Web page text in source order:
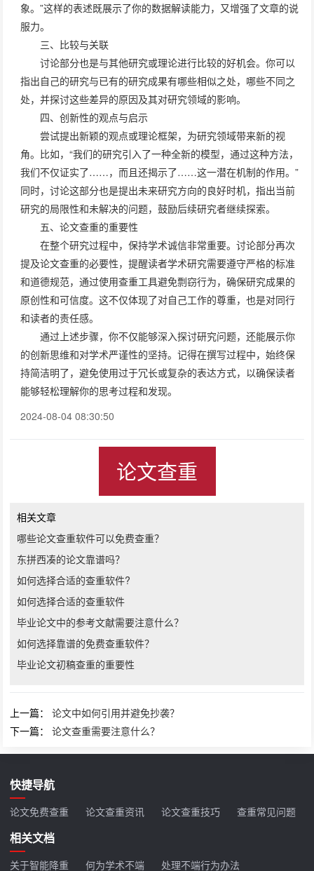
象。”这样的表述既展示了你的数据解读能力，又增强了文章的说
服力。
三、比较与关联
讨论部分也是与其他研究或理论进行比较的好机会。你可以
指出自己的研究与已有的研究成果有哪些相似之处，哪些不同之
处，并探讨这些差异的原因及其对研究领域的影响。
四、创新性的观点与启示
尝试提出新颖的观点或理论框架，为研究领域带来新的视
角。比如，“我们的研究引入了一种全新的模型，通过这种方法，
我们不仅证实了……，而且还揭示了……这一潜在机制的作用。”
同时，讨论这部分也是提出未来研究方向的良好时机，指出当前
研究的局限性和未解决的问题，鼓励后续研究者继续探索。
五、论文查重的重要性
在整个研究过程中，保持学术诚信非常重要。讨论部分再次
提及论文查重的必要性，提醒读者学术研究需要遵守严格的标准
和道德规范，通过使用查重工具避免剽窃行为，确保研究成果的
原创性和可信度。这不仅体现了对自己工作的尊重，也是对同行
和读者的责任感。
通过上述步骤，你不仅能够深入探讨研究问题，还能展示你
的创新思维和对学术严谨性的坚持。记得在撰写过程中，始终保
持简洁明了，避免使用过于冗长或复杂的表达方式，以确保读者
能够轻松理解你的思考过程和发现。
2024-08-04 08:30:50
论文查重
相关文章
哪些论文查重软件可以免费查重？
东拼西凑的论文靠谱吗？
如何选择合适的查重软件?
如何选择合适的查重软件
毕业论文中的参考文献需要注意什么？
如何选择靠谱的免费查重软件？
毕业论文初稿查重的重要性
上一篇：论文中如何引用并避免抄袭？
下一篇：论文查重需要注意什么？
快捷导航
论文免费查重 论文查重资讯 论文查重技巧 查重常见问题
相关文档
关于智能降重 何为学术不端 处理不端行为办法